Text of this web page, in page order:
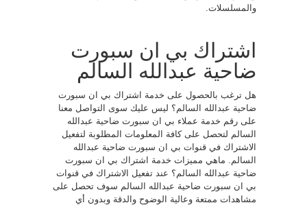
والمسلسلات.
اشتراك بي ان سبورت
ضاحية عبدالله السالم
هل ترغب بالحصول على خدمة اشتراك بي ان سبورت
ضاحية عبدالله السالم؟ ليس عليك سوى التواصل معنا
على رقم خدمة عملاء بي ان سبورت ضاحية عبدالله
السالم لتحصل على كافة المعلومات المطلوبة لتفعيل
الاشتراك في قنوات بي ان سبورت ضاحية عبدالله
السالم. ماهي مميزات خدمة اشتراك بي ان سبورت
ضاحية عبدالله السالم؟ عند تفعيل الاشتراك في قنوات
بي ان سبورت ضاحية عبدالله السالم سوف تحصل على
مشاهدات ممتعة وعالية الوضوح والدقة وبدون أي